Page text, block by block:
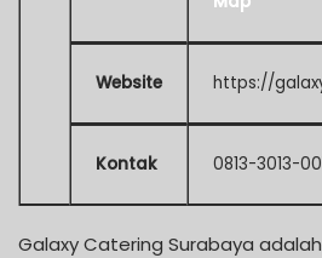
Website https://
Kontak 0813-3013-
Galaxy Catering Surabaya